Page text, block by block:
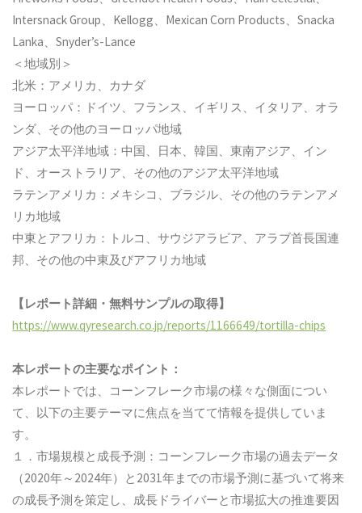
Intersnack Group、Kellogg、Mexican Corn Products、Snacka
Lanka、Snyder’s-Lance
＜地域別＞
北米：アメリカ、カナダ
ヨーロッパ：ドイツ、フランス、イギリス、イタリア、オラ
ンダ、その他のヨーロッパ地域
アジア太平洋地域：中国、日本、韓国、東南アジア、イン
ド、オーストラリア、その他のアジア太平洋地域
ラテンアメリカ：メキシコ、ブラジル、その他のラテンアメ
リカ地域
中東とアフリカ：トルコ、サウジアラビア、アラブ首長国連
邦、その他の中東及びアフリカ地域
【レポート詳細・無料サンプルの取得】
https://www.qyresearch.co.jp/reports/1166649/tortilla-chips
本レポートの主要なポイント：
本レポートでは、コーンフレーク市場の様々な側面につい
て、以下の主要テーマに焦点を当てて情報を提供していま
す。
１．市場規模と成長予測：コーンフレーク市場の過去データ
（2020年～2024年）と2031年までの市場予測に基づいて将来
の成長予測を策定し、成長ドライバーと市場拡大の推進要因